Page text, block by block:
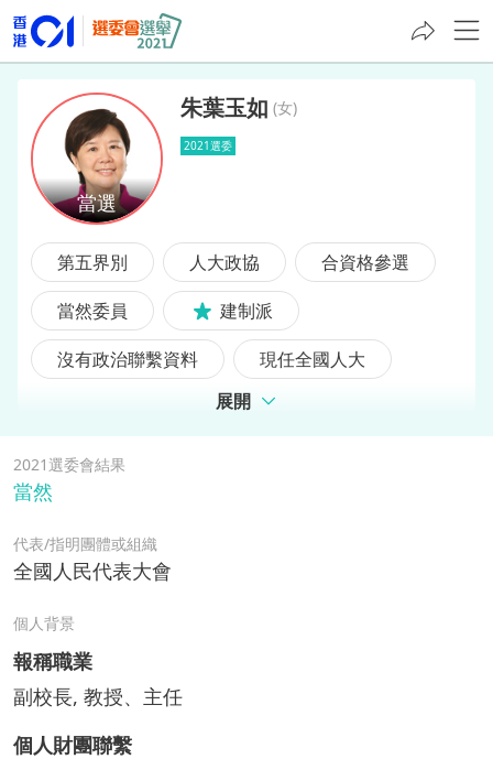
朱葉玉如
朱葉玉如 (女)
2021選委
第五界別 人大政協
合資格參選
當然委員
建制派
沒有政治聯繫資料
現任全國人大
展開
2021選委會結果
當然
代表/指明團體或組織
全國人民代表大會
個人背景
報稱職業
副校長, 教授、主任
個人財團聯繫